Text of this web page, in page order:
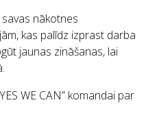
nākotnes
kas palīdz izprast darba
jaunas zināšanas, lai
WE CAN” komandai par